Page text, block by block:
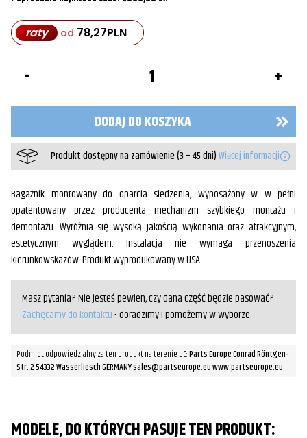
raty od 78,27PLN
FXBB/XL
DODAJ DO KOSZYKA
Produkt dostępny na zamówienie (3 – 45 dni)Więcej informacji
Bagażnik montowany do oparcia siedzenia, wyposażony w w pełni
opatentowany przez producenta mechanizm szybkiego montażu i
demontażu. Wyróżnia się wysoką jakością wykonania oraz atrakcyjnym,
estetycznym wyglądem. Instalacja nie wymaga przenoszenia
kierunkowskazów. Produkt wyprodukowany w USA.
Masz pytania? Nie jesteś pewien, czy dana część będzie pasować?
Zachęcamy do kontaktu- doradzimy i pomożemy w wyborze.
Podmiot odpowiedzialny za ten produkt na terenie UE:Parts Europe Conrad Röntgen-
Str. 2 54332 Wasserliesch GERMANY sales@partseurope.eu www.partseurope.eu
MODELE, DO KTÓRYCH PASUJE TEN PRODUKT: